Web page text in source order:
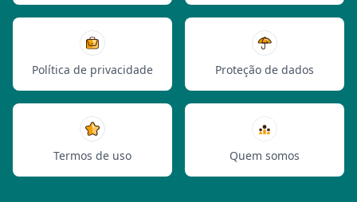
Política de privacidade Proteção de dados
Termos de uso Quem somos